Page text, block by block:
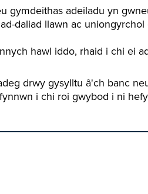
gymdeithas adeiladu yn
daliad llawn ac
hawl iddo, rhaid i chi ei
drwy gysylltu â'ch banc
i chi roi gwybod i ni